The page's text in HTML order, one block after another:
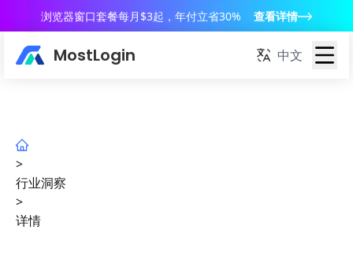
浏览器窗口套餐每月$3起，年付立省30% 查看详情
MostLogin 中文
>
行业洞察
>
详情